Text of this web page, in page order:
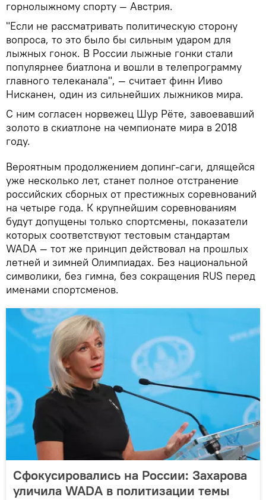
горнолыжному спорту — Австрия.
"Если не рассматривать политическую сторону
вопроса, то это было бы сильным ударом для
лыжных гонок. В России лыжные гонки стали
популярнее биатлона и вошли в телепрограмму
главного телеканала", — считает финн Ииво
Нисканен, один из сильнейших лыжников мира.
С ним согласен норвежец Шур Рёте, завоевавший
золото в скиатлоне на чемпионате мира в 2018
году.
Вероятным продолжением допинг-саги, длящейся
уже несколько лет, станет полное отстранение
российских сборных от престижных соревнований
на четыре года. К крупнейшим соревнованиям
будут допущены только спортсмены, показатели
которых соответствуют тестовым стандартам
WADA — тот же принцип действовал на прошлых
летней и зимней Олимпиадах. Без национальной
символики, без гимна, без сокращения RUS перед
именами спортсменов.
Сфокусировались на России: Захарова
уличила WADA в политизации темы